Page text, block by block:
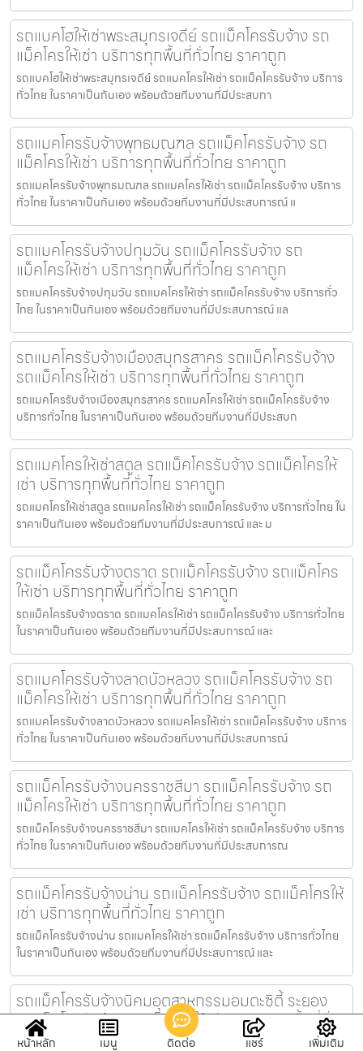
รถแบคโฮให้เช่าพระสมุทรเจดีย์ รถแม็คโครรับจ้าง รถ
แม็คโครให้เช่า บริการทุกพื้นที่ทั่วไทย ราคาถูก
รถแบคโฮให้เช่าพระสมุทรเจดีย์ รถแมคโครให้เช่า รถแม็คโครรับจ้าง บริการ
ทั่วไทย ในราคาเป็นกันเอง พร้อมด้วยทีมงานที่มีประสบกา
รถแมคโครรับจ้างพุทธมณฑล รถแม็คโครรับจ้าง รถ
แม็คโครให้เช่า บริการทุกพื้นที่ทั่วไทย ราคาถูก
รถแมคโครรับจ้างพุทธมณฑล รถแมคโครให้เช่า รถแม็คโครรับจ้าง บริการ
ทั่วไทย ในราคาเป็นกันเอง พร้อมด้วยทีมงานที่มีประสบการณ์ แ
รถแมคโครรับจ้างปทุมวัน รถแม็คโครรับจ้าง รถ
แม็คโครให้เช่า บริการทุกพื้นที่ทั่วไทย ราคาถูก
รถแมคโครรับจ้างปทุมวัน รถแมคโครให้เช่า รถแม็คโครรับจ้าง บริการทั่ว
ไทย ในราคาเป็นกันเอง พร้อมด้วยทีมงานที่มีประสบการณ์ แล
รถแมคโครรับจ้างเมืองสมุทรสาคร รถแม็คโครรับจ้าง
รถแม็คโครให้เช่า บริการทุกพื้นที่ทั่วไทย ราคาถูก
รถแมคโครรับจ้างเมืองสมุทรสาคร รถแมคโครให้เช่า รถแม็คโครรับจ้าง
บริการทั่วไทย ในราคาเป็นกันเอง พร้อมด้วยทีมงานที่มีประสบก
รถแมคโครให้เช่าสตูล รถแม็คโครรับจ้าง รถแม็คโครให้
เช่า บริการทุกพื้นที่ทั่วไทย ราคาถูก
รถแมคโครให้เช่าสตูล รถแมคโครให้เช่า รถแม็คโครรับจ้าง บริการทั่วไทย ใน
ราคาเป็นกันเอง พร้อมด้วยทีมงานที่มีประสบการณ์ และ ม
รถแม็คโครรับจ้างตราด รถแม็คโครรับจ้าง รถแม็คโคร
ให้เช่า บริการทุกพื้นที่ทั่วไทย ราคาถูก
รถแม็คโครรับจ้างตราด รถแมคโครให้เช่า รถแม็คโครรับจ้าง บริการทั่วไทย
ในราคาเป็นกันเอง พร้อมด้วยทีมงานที่มีประสบการณ์ และ
รถแมคโครรับจ้างลาดบัวหลวง รถแม็คโครรับจ้าง รถ
แม็คโครให้เช่า บริการทุกพื้นที่ทั่วไทย ราคาถูก
รถแมคโครรับจ้างลาดบัวหลวง รถแมคโครให้เช่า รถแม็คโครรับจ้าง บริการ
ทั่วไทย ในราคาเป็นกันเอง พร้อมด้วยทีมงานที่มีประสบการณ์
รถแม็คโครรับจ้างนครราชสีมา รถแม็คโครรับจ้าง รถ
แม็คโครให้เช่า บริการทุกพื้นที่ทั่วไทย ราคาถูก
รถแม็คโครรับจ้างนครราชสีมา รถแมคโครให้เช่า รถแม็คโครรับจ้าง บริการ
ทั่วไทย ในราคาเป็นกันเอง พร้อมด้วยทีมงานที่มีประสบการณ
รถแม็คโครรับจ้างน่าน รถแม็คโครรับจ้าง รถแม็คโครให้
เช่า บริการทุกพื้นที่ทั่วไทย ราคาถูก
รถแม็คโครรับจ้างน่าน รถแมคโครให้เช่า รถแม็คโครรับจ้าง บริการทั่วไทย
ในราคาเป็นกันเอง พร้อมด้วยทีมงานที่มีประสบการณ์ และ
รถแม็คโครรับจ้างนิคมอุตสาหกรรมอมตะซิตี้ ระยอง
รถแม็คโครรับจ้าง รถแม็คโครให้เช่า บริการทุกพื้นที่ทั่ว
ไทย ราคาถูก
หน้าหลัก เมนู ติดต่อ แชร์ เพิ่มเติม